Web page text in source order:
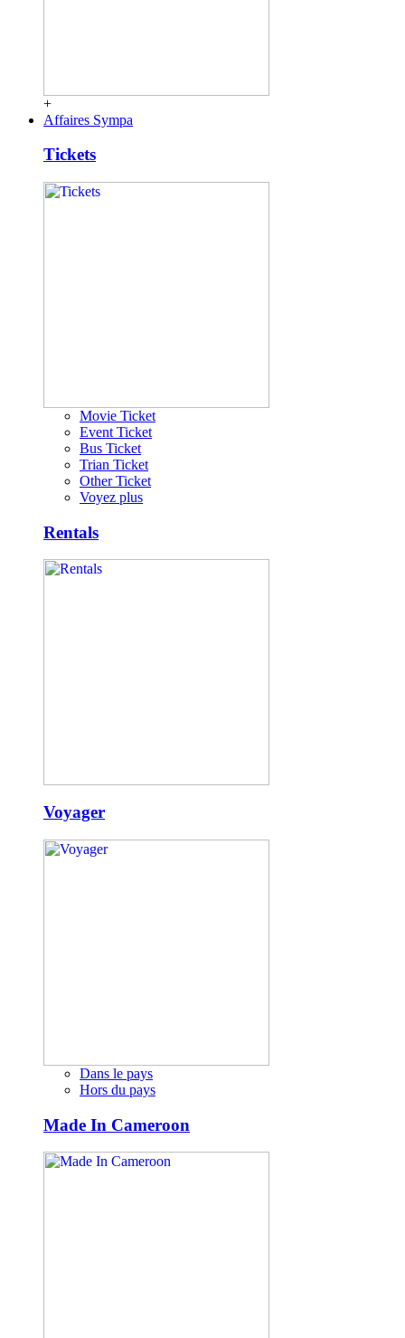
+
Affaires Sympa
Tickets
Movie Ticket
Event Ticket
Bus Ticket
Trian Ticket
Other Ticket
Voyez plus
Rentals
Voyager
Dans le pays
Hors du pays
Made In Cameroon